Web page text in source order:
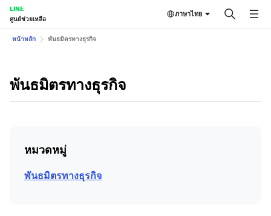
LINE
ศูนย์ช่วยเหลือ
ภาษาไทย
หน้าหลัก พันธมิตรทางธุรกิจ
พันธมิตรทางธุรกิจ
หมวดหมู่
พันธมิตรทางธุรกิจ